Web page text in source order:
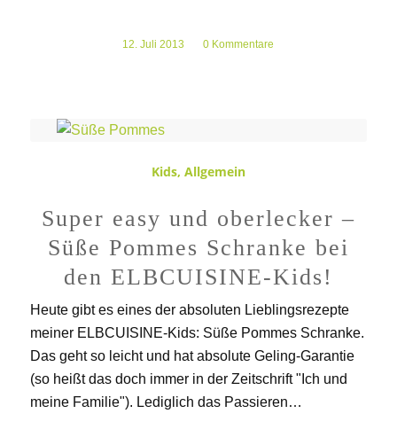
12. Juli 2013
/ 0 Kommentare
Kids, Allgemein
Super easy und oberlecker –
Süße Pommes Schranke bei
den ELBCUISINE-Kids!
Heute gibt es eines der absoluten Lieblingsrezepte
meiner ELBCUISINE-Kids: Süße Pommes Schranke.
Das geht so leicht und hat absolute Geling-Garantie
(so heißt das doch immer in der Zeitschrift "Ich und
meine Familie"). Lediglich das Passieren…